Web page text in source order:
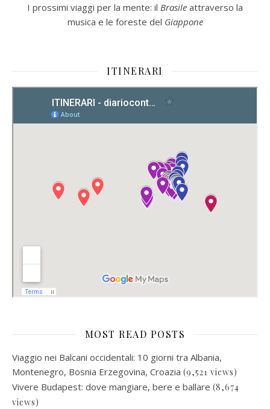
I prossimi viaggi per la mente: il Brasile attraverso la
musica e le foreste del Giappone
ITINERARI
MOST READ POSTS
Viaggio nei Balcani occidentali: 10 giorni tra Albania,
Montenegro, Bosnia Erzegovina, Croazia (9,521 views)
Vivere Budapest: dove mangiare, bere e ballare (8,674
views)